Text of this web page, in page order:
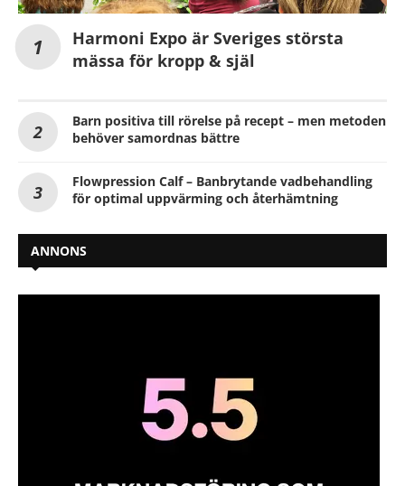
Harmoni Expo är Sveriges största
mässa för kropp & själ
Barn positiva till rörelse på recept – men metoden
behöver samordnas bättre
Flowpression Calf – Banbrytande vadbehandling
för optimal uppvärming och återhämtning
ANNONS